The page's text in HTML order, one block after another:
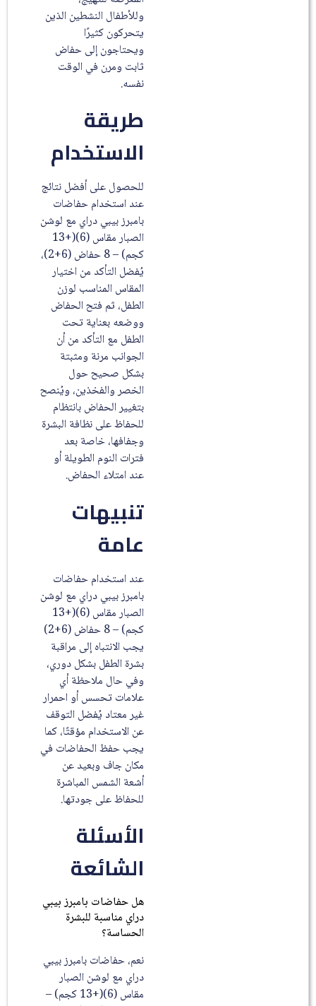
وللأطفال النشطين الذين
يتحركون كثيرًا
ويحتاجون إلى حفاض
ثابت ومرن في الوقت
طريقة
الاستخدام
للحصول على أفضل نتائج
عند استخدام حفاضات
بامبرز بيبي دراي مع لوشن
الصبار مقاس (6)(+13
كجم) – 8 حفاض (6+2)،
يُفضل التأكد من اختيار
المقاس المناسب لوزن
الطفل، ثم فتح الحفاض
ووضعه بعناية تحت
الطفل مع التأكد من أن
الجوانب مرنة ومثبتة
بشكل صحيح حول
الخصر والفخذين، ويُنصح
بتغيير الحفاض بانتظام
للحفاظ على نظافة البشرة
وجفافها، خاصة بعد
فترات النوم الطويلة أو
عند امتلاء الحفاض.
تنبيهات
عامة
عند استخدام حفاضات
بامبرز بيبي دراي مع لوشن
الصبار مقاس (6)(+13
كجم) – 8 حفاض (6+2)
يجب الانتباه إلى مراقبة
بشرة الطفل بشكل دوري،
وفي حال ملاحظة أي
علامات تحسس أو احمرار
غير معتاد يُفضل التوقف
عن الاستخدام مؤقتًا، كما
يجب حفظ الحفاضات في
مكان جاف وبعيد عن
أشعة الشمس المباشرة
للحفاظ على جودتها.
الأسئلة
الشائعة
هل حفاضات بامبرز بيبي
دراي مناسبة للبشرة
الحساسة؟
نعم، حفاضات بامبرز بيبي
دراي مع لوشن الصبار
مقاس (6)(+13 كجم) –